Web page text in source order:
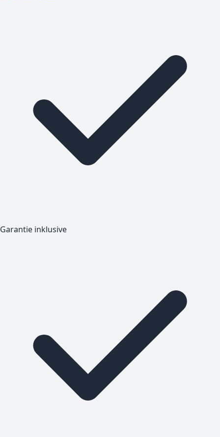
Garantie inklusive